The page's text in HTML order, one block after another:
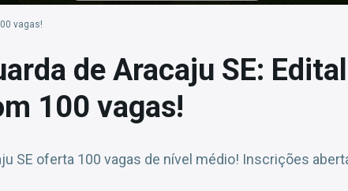
vagas!
de Aracaju SE: Edital
100 vagas!
SE oferta 100 vagas de nível médio! Inscrições